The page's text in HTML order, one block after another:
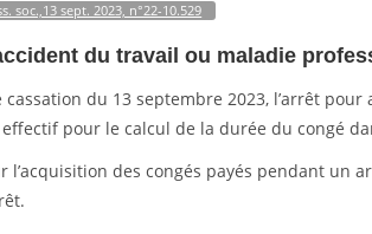
soc.,13 sept. 2023, n°22-10.529
du travail ou maladie
du 13 septembre 2023, l’arrêt
pour le calcul de la durée du congé
l’acquisition des congés payés pendant un